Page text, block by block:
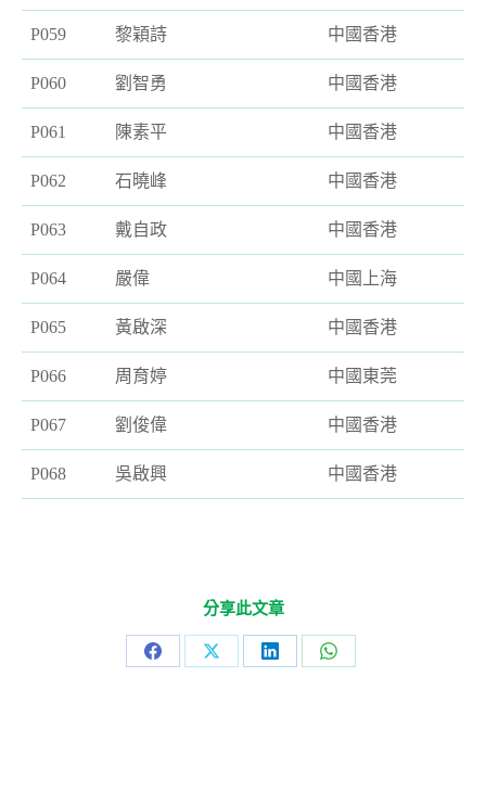
P059 黎穎詩 中國香港
P060 劉智勇 中國香港
P061 陳素平 中國香港
P062 石曉峰 中國香港
P063 戴自政 中國香港
P064 嚴偉 中國上海
P065 黃啟深 中國香港
P066 周育婷 中國東莞
P067 劉俊偉 中國香港
P068 吳啟興 中國香港
分享此文章
Share
Share
Share
Share